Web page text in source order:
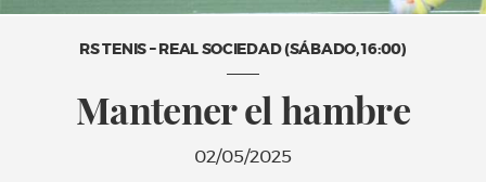
RS TENIS – REAL SOCIEDAD (SÁBADO, 16:00)
Mantener el hambre
02/05/2025